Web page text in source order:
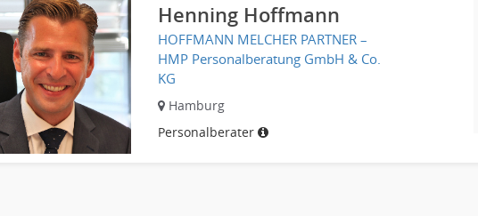
Henning Hoffmann
HOFFMANN MELCHER PARTNER –
HMP Personalberatung GmbH & Co.
KG
Hamburg
Personalberater